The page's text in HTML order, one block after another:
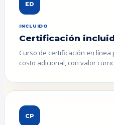
ED
INCLUIDO
Certificación
Curso de certificación en
costo adicional, con valor
CP